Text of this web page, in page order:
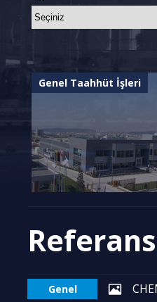
Genel Taahhüt İşleri
Genel